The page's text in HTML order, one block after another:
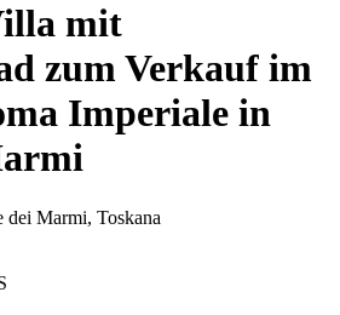
mit
zum Verkauf im
Imperiale in
dei Marmi, Toskana